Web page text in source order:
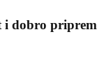
i dobro